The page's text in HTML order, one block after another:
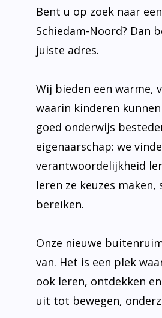
Bent u op zoek naar
Schiedam-Noord? Dan
juiste adres.
Wij bieden een warme,
waarin kinderen
goed onderwijs
eigenaarschap: we
verantwoordelijkheid
leren ze keuzes
bereiken.
Onze nieuwe
van. Het is een plek
ook leren, ontdekken
uit tot bewegen,